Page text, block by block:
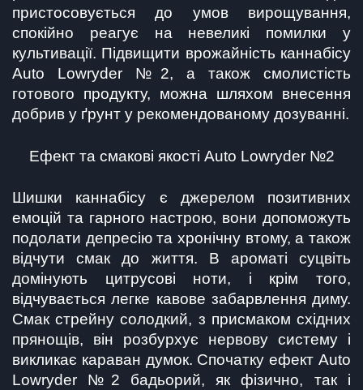
пристосовується до умов вирощування,
спокійно реагує на невеликі помилки у
культивації. Підвищити врожайність каннабісу
Auto Lowryder №2, а також смолистість
готового продукту, можна шляхом внесення
добрив у ґрунт у рекомендованому дозуванні.
Ефект та смакові якості Auto Lowryder №2
Шишки каннабісу є джерелом позитивних
емоцій та гарного настрою, вони допоможуть
подолати депресію та хронічну втому, а також
відчути смак до життя. В ароматі суцвіть
домінують цитрусові ноти, і крім того,
відчувається легке кавове забарвлення диму.
Смак стрейну солодкий, з присмаком східних
прянощів, він розбурхує нервову систему і
викликає караван думок. Спочатку ефект Auto
Lowryder №2 бадьорий, як фізично, так і